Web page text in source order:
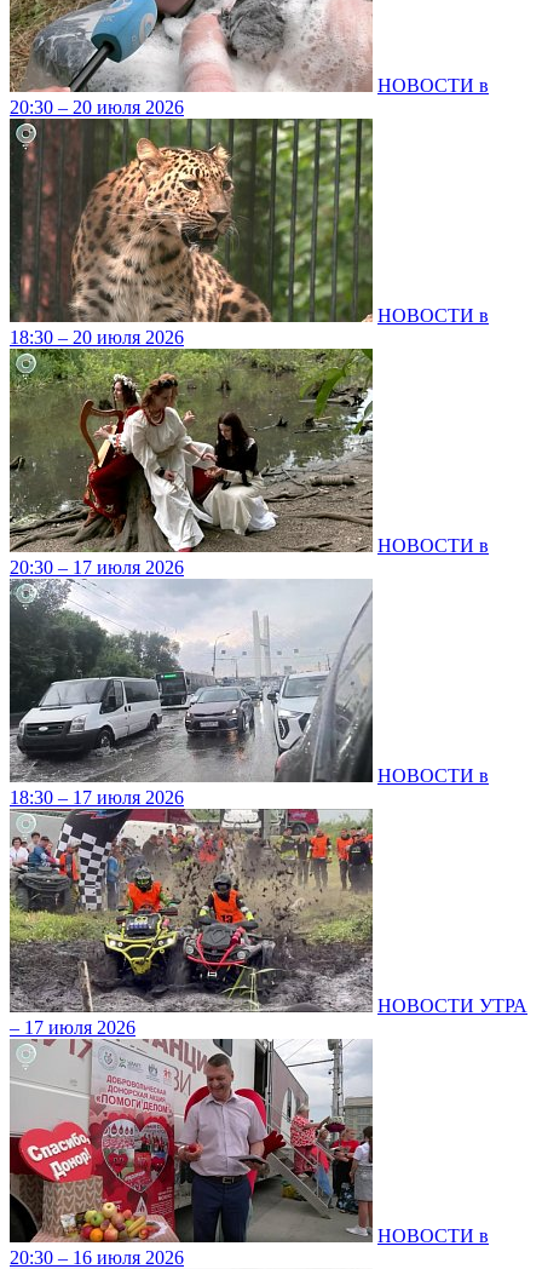
НОВОСТИ в
20:30 – 20 июля 2026
НОВОСТИ в
18:30 – 20 июля 2026
НОВОСТИ в
20:30 – 17 июля 2026
НОВОСТИ в
18:30 – 17 июля 2026
НОВОСТИ УТРА
– 17 июля 2026
НОВОСТИ в
20:30 – 16 июля 2026